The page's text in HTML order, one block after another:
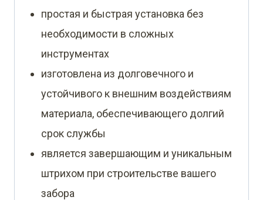
простая и быстрая установка без
необходимости в сложных
инструментах
изготовлена из долговечного и
устойчивого к внешним воздействиям
материала, обеспечивающего долгий
срок службы
является завершающим и уникальным
штрихом при строительстве вашего
забора